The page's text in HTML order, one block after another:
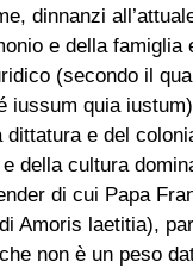
dinnanzi
e della famiglia
(secondo il
iussum quia
dittatura e del
della cultura
di cui Papa
Amoris laetitia),
non è un peso